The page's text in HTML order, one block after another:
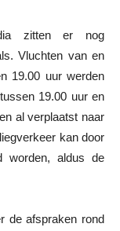
zitten er nog
Vluchten van en
19.00 uur werden
19.00 uur en
al verplaatst naar
kan door
worden, aldus de
de afspraken rond